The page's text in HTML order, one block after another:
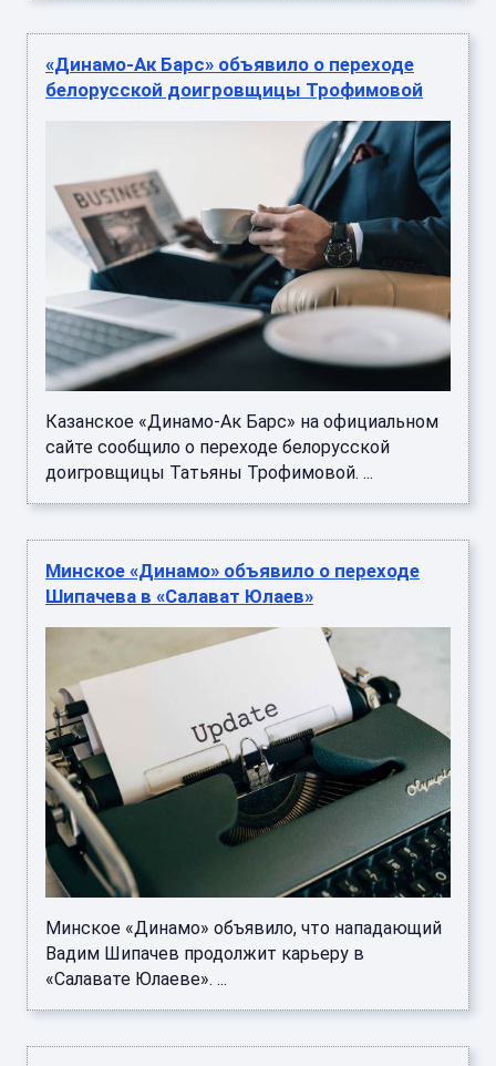
«Динамо-Ак Барс» объявило о переходе
белорусской доигровщицы Трофимовой
Казанское «Динамо-Ак Барс» на официальном
сайте сообщило о переходе белорусской
доигровщицы Татьяны Трофимовой. ...
Минское «Динамо» объявило о переходе
Шипачева в «Салават Юлаев»
Минское «Динамо» объявило, что нападающий
Вадим Шипачев продолжит карьеру в
«Салавате Юлаеве». ...